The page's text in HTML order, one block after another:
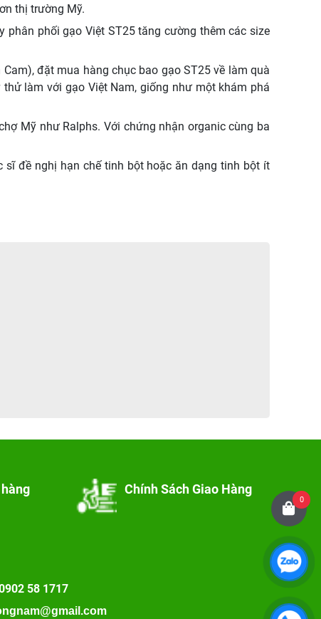
thị trường Mỹ.
phối gạo Việt ST25 tăng cường thêm các size
đặt mua hàng chục bao gạo ST25 về làm quà
làm với gạo Việt Nam, giống như một khám phá
Mỹ như Ralphs. Với chứng nhận organic cùng ba
sĩ đề nghị hạn chế tinh bột hoặc ăn dạng tinh bột ít
Chính Sách Giao Hàng
58 1717
0